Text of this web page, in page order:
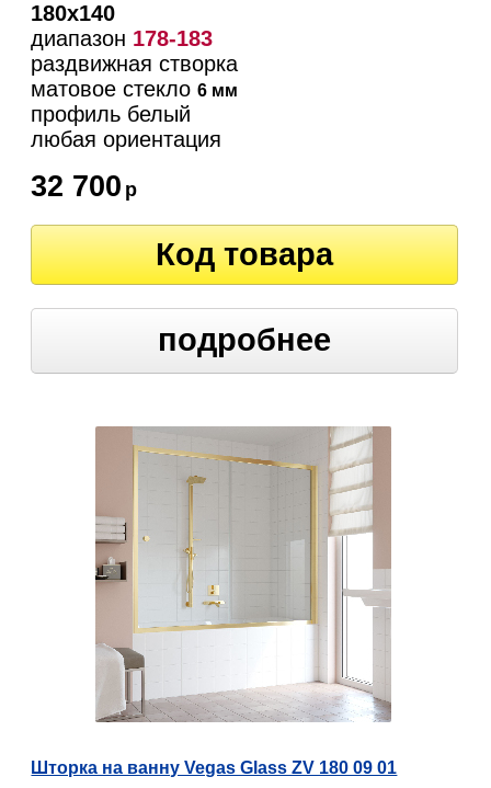
180х140
диапазон 178-183
раздвижная створка
матовое стекло6 мм
профиль белый
любая ориентация
32 700 р
Код товара
подробнее
Шторка на ванну Vegas Glass ZV 180 09 01